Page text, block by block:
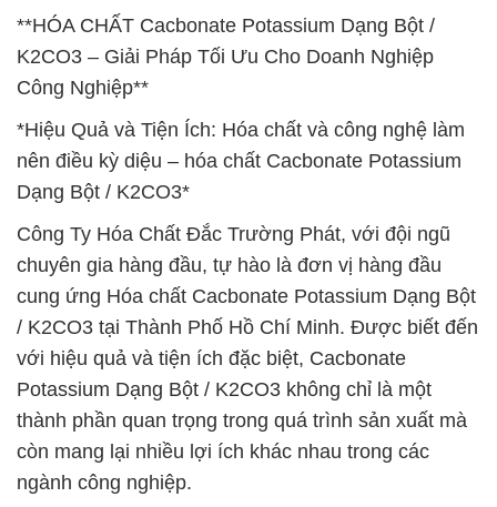
**HÓA CHẤT Cacbonate Potassium Dạng Bột /
K2CO3 – Giải Pháp Tối Ưu Cho Doanh Nghiệp
Công Nghiệp**
*Hiệu Quả và Tiện Ích: Hóa chất và công nghệ làm
nên điều kỳ diệu – hóa chất Cacbonate Potassium
Dạng Bột / K2CO3*
Công Ty Hóa Chất Đắc Trường Phát, với đội ngũ
chuyên gia hàng đầu, tự hào là đơn vị hàng đầu
cung ứng Hóa chất Cacbonate Potassium Dạng Bột
/ K2CO3 tại Thành Phố Hồ Chí Minh. Được biết đến
với hiệu quả và tiện ích đặc biệt, Cacbonate
Potassium Dạng Bột / K2CO3 không chỉ là một
thành phần quan trọng trong quá trình sản xuất mà
còn mang lại nhiều lợi ích khác nhau trong các
ngành công nghiệp.